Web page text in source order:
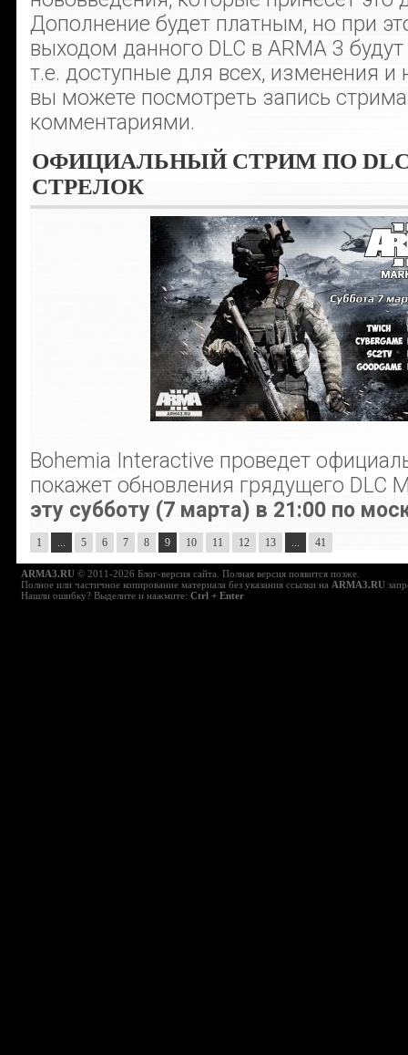
Дополнение будет платным, но при
выходом данного DLC в ARMA 3
т.е. доступные для всех, изменения и
вы можете посмотреть запись
комментариями.
ОФИЦИАЛЬНЫЙ СТРИМ ПО
СТРЕЛОК
Bohemia Interactive проведет
покажет обновления грядущего DLC
эту субботу (7 марта) в 21:00 по
1 ... 5 6 7 8 9 10 11 12 13 ... 41
ARMA3.RU© 2011-2026 Блог-версия сайта. Полная версия появится позже.
Полное или частичное копирование материала без указания ссылки на ARMA3.RU
Нашли ошибку? Выделите и нажмите: Ctrl + Enter